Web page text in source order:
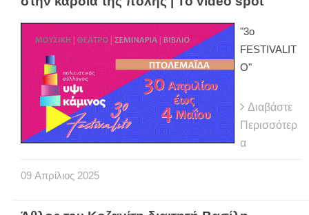
"3o
FESTIVALIT
O"
Διαβάστε
Περισσότερ
α
09 Απρίλιος 2025